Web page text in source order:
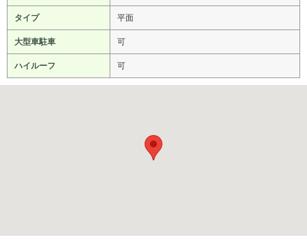
タイプ 平面
大型車駐車 可
ハイルーフ 可